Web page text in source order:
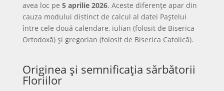
avea loc pe 5 aprilie 2026. Aceste diferențe apar din
cauza modului distinct de calcul al datei Paștelui
între cele două calendare, iulian (folosit de Biserica
Ortodoxă) și gregorian (folosit de Biserica Catolică).
Originea și semnificația sărbătorii
Floriilor